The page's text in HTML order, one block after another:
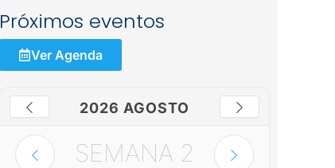
Próximos eventos
Ver Agenda
2026 AGOSTO
SEMANA 2